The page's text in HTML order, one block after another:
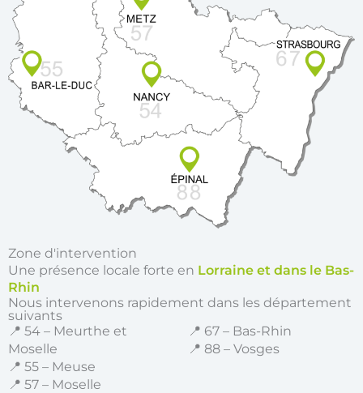
Zone d'intervention
Une présence locale forte en Lorraine et dans le Bas-
Rhin
Nous intervenons rapidement dans les département
suivants
📍 54 – Meurthe et
Moselle
📍 55 – Meuse
📍 57 – Moselle
📍 67 – Bas-Rhin
📍 88 – Vosges